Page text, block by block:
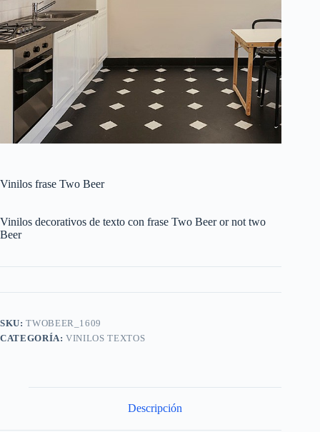
Vinilos frase Two Beer
Vinilos decorativos de texto con frase Two Beer or not two
Beer
SKU:TWOBEER_1609
CATEGORÍA:VINILOS TEXTOS
Descripción